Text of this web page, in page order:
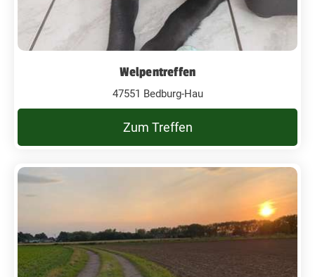
Welpentreffen
47551 Bedburg-Hau
Zum Treffen